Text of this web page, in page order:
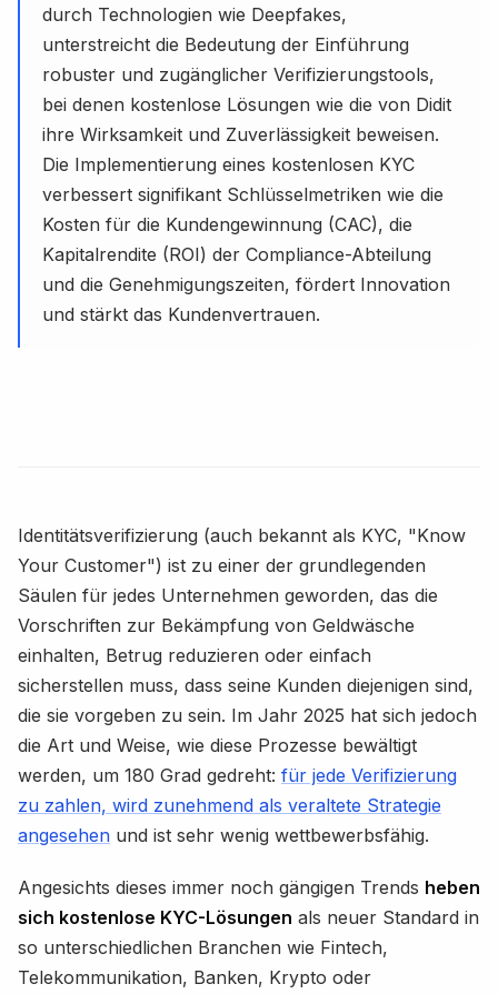
durch Technologien wie Deepfakes,
unterstreicht die Bedeutung der Einführung
robuster und zugänglicher Verifizierungstools,
bei denen kostenlose Lösungen wie die von Didit
ihre Wirksamkeit und Zuverlässigkeit beweisen.
Die Implementierung eines kostenlosen KYC
verbessert signifikant Schlüsselmetriken wie die
Kosten für die Kundengewinnung (CAC), die
Kapitalrendite (ROI) der Compliance-Abteilung
und die Genehmigungszeiten, fördert Innovation
und stärkt das Kundenvertrauen.
Identitätsverifizierung (auch bekannt als KYC, "Know
Your Customer") ist zu einer der grundlegenden
Säulen für jedes Unternehmen geworden, das die
Vorschriften zur Bekämpfung von Geldwäsche
einhalten, Betrug reduzieren oder einfach
sicherstellen muss, dass seine Kunden diejenigen sind,
die sie vorgeben zu sein. Im Jahr 2025 hat sich jedoch
die Art und Weise, wie diese Prozesse bewältigt
werden, um 180 Grad gedreht: für jede Verifizierung
zu zahlen, wird zunehmend als veraltete Strategie
angesehen und ist sehr wenig wettbewerbsfähig.
Angesichts dieses immer noch gängigen Trends heben
sich kostenlose KYC-Lösungen als neuer Standard in
so unterschiedlichen Branchen wie Fintech,
Telekommunikation, Banken, Krypto oder